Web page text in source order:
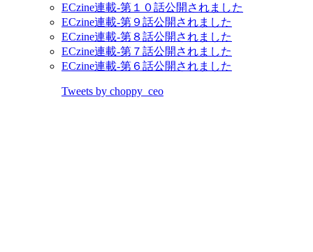
ECzine連載-第１０話公開されました
ECzine連載-第９話公開されました
ECzine連載-第８話公開されました
ECzine連載-第７話公開されました
ECzine連載-第６話公開されました
Tweets by choppy_ceo